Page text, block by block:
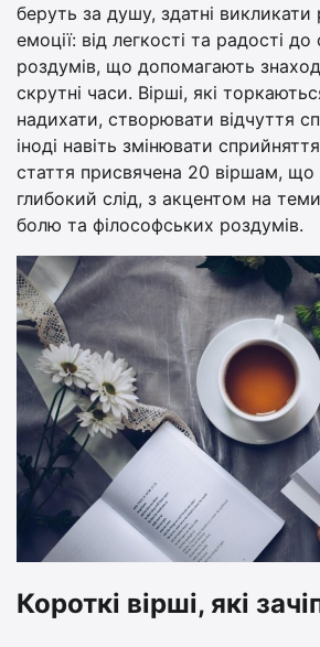
беруть за душу, здатні викликати
емоції: від легкості та радості до
роздумів, що допомагають
скрутні часи. Вірші, які
надихати, створювати відчуття
іноді навіть змінювати
стаття присвячена 20 віршам,
глибокий слід, з акцентом на
болю та філософських роздумів.
Короткі вірші, які